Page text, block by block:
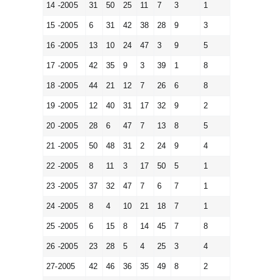
14 -2005 31 50 25 11 7 3 1
15 -2005 6 31 42 38 28 9 3
16 -2005 13 10 24 47 3 9 5
17 -2005 42 35 9 3 39 1 8
18 -2005 44 21 12 7 26 6 8
19 -2005 12 40 31 17 32 9 2
20 -2005 28 6 47 7 13 8 5
21 -2005 50 48 31 2 24 9 4
22 -2005 8 11 3 17 50 5 1
23 -2005 37 32 47 7 6 7 1
24 -2005 8 4 10 21 18 7 1
25 -2005 6 15 8 14 45 7 8
26 -2005 23 28 5 4 25 3 4
27-2005 42 46 36 35 49 8 2